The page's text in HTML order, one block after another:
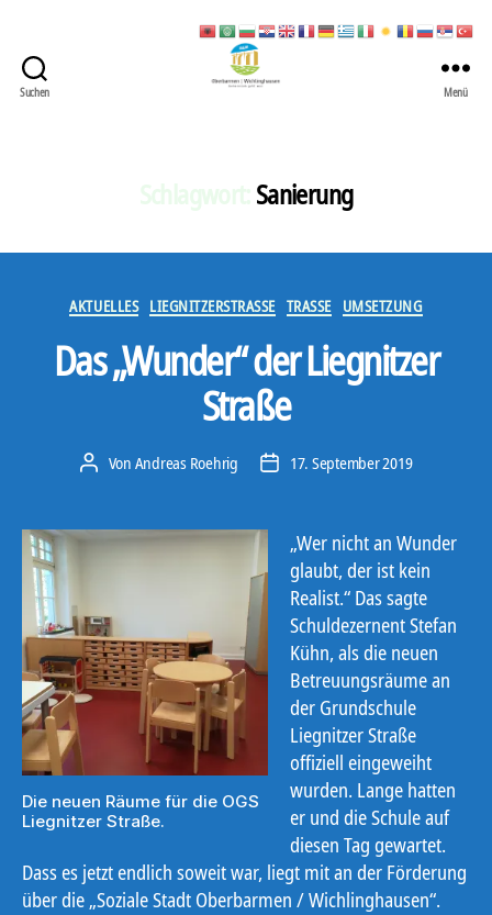
Suchen
Stadt
Menü
Sanierung
Kategorien
AKTUELLES LIEGNITZERSTRASSE TRASSE UMSETZUNG
Das „Wunder“ der Liegnitzer
Straße
Beitragsautor
Von Andreas Roehrig Veröffentlichungsdatum
17. September 2019
Die neuen Räume für die OGS
Liegnitzer Straße.
„Wer nicht an Wunder
glaubt, der ist kein
Realist.“ Das sagte
Schuldezernent Stefan
Kühn, als die neuen
Betreuungsräume an
der Grundschule
Liegnitzer Straße
offiziell eingeweiht
wurden. Lange hatten
er und die Schule auf
diesen Tag gewartet.
Dass es jetzt endlich soweit war, liegt mit an der Förderung
über die „Soziale Stadt Oberbarmen / Wichlinghausen“.